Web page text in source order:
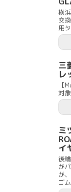
横
交
用
三
レ
【
対
ミ
イ
後
が
が
ゴ